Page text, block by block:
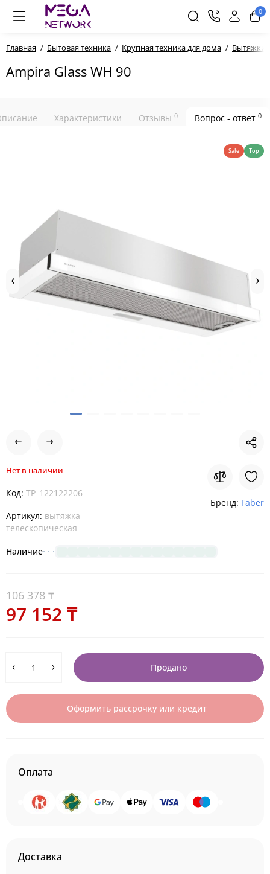
0
Главная Бытовая техника Крупная техника для дома Вытяжки
Ampira Glass WH 90
Характеристики Отзывы 0 Вопрос - ответ 0
Sale Top
Нет в наличии
Код: TP_122122206
Артикул: вытяжка
телескопическая
Наличие
Бренд: Faber
106 378 ₸
97 152 ₸
Продано
Оформить рассрочку или кредит
Оплата
Доставка